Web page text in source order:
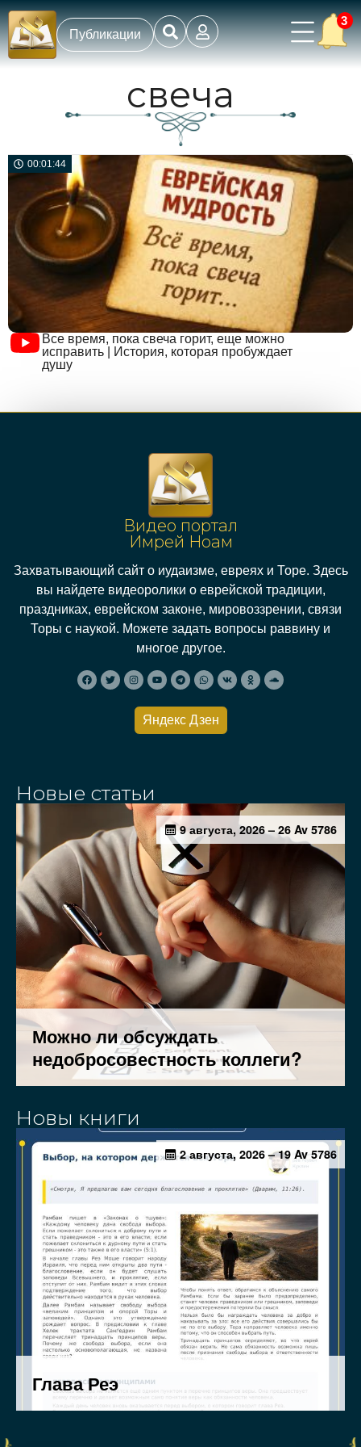
Публикации
3
свеча
00:01:44
Все время, пока свеча горит, еще можно
исправить | История, которая пробуждает
душу
Видео портал
Имрей Ноам
Захватывающий сайт о иудаизме, евреях и Торе. Здесь
вы найдете видеоролики о еврейской традиции,
праздниках, еврейском законе, мировоззрении, связи
Торы с наукой. Можете задать вопросы раввину и
многое другое.
Яндекс Дзен
Новые статьи
Новы книги